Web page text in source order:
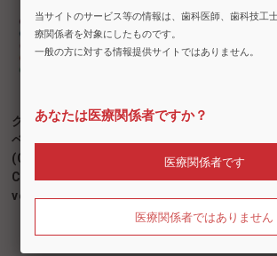
クラプロックス
ベルベット
(CURAPROX
CS12460
velvet)歯ブラシ
クラプロックス
ハイドロソニッ
クプロ
(CURAPROX
HYDROSONIC
PRO)
サ
当サイトのサービス等の情報は、歯科医師、歯科技工
療関係者を対象にしたものです。
一般の方に対する情報提供サイトではありません。
あなたは医療関係者ですか？
医療関係者です
医療関係者ではありません